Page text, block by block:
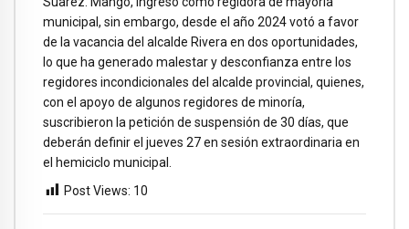
municipal, sin embargo, desde el año 2024 votó a favor
de la vacancia del alcalde Rivera en dos oportunidades,
lo que ha generado malestar y desconfianza entre los
regidores incondicionales del alcalde provincial, quienes,
con el apoyo de algunos regidores de minoría,
suscribieron la petición de suspensión de 30 días, que
deberán definir el jueves 27 en sesión extraordinaria en
el hemiciclo municipal.
Post Views: 10